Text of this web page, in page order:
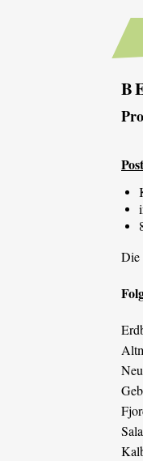
Die